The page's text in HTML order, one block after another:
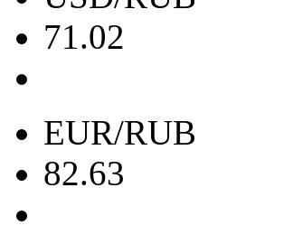
71.02
EUR/RUB
82.63